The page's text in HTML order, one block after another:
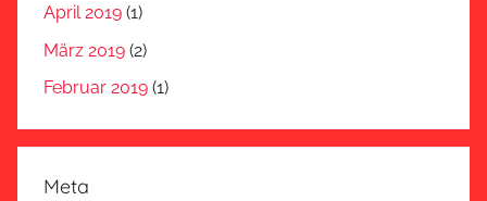
April 2019 (1)
März 2019 (2)
Februar 2019 (1)
Meta